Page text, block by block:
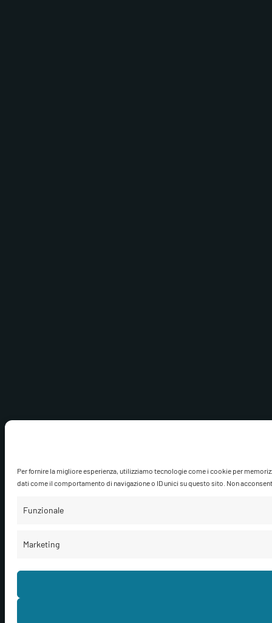
Per fornire la migliore esperienza, utilizziamo tecnologie come i cookie per
dati come il comportamento di navigazione o ID unici su questo sito. Non
Funzionale
Marketing